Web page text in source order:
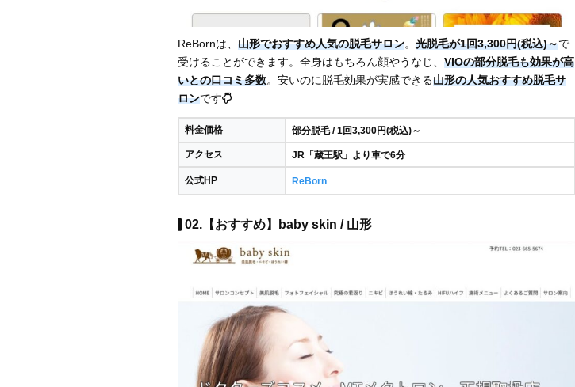
ReBornは、 山形でおすすめ人気の脱毛サロン。 光脱毛が1回3,300円(税込)～で
受けることができます。全身はもちろん顔やうなじ、 VIOの部分脱毛も効果が高
いとの口コミ多数。安いのに脱毛効果が実感できる山形の人気おすすめ脱毛サ
ロンです
料金価格 部分脱毛 / 1回3,300円(税込)～
アクセス JR「蔵王駅」より車で6分
公式HP ReBorn
02.【おすすめ】baby skin / 山形